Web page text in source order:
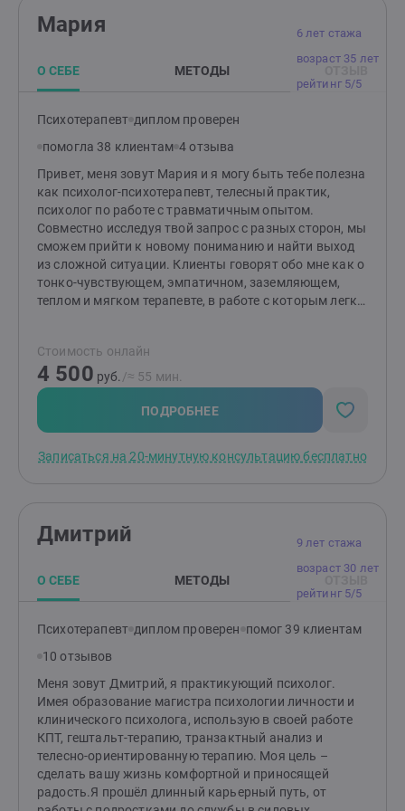
жизни не смотря ни на что, и накапливать ресурсы.
Вы научитесь понимать себя и свои чувства, ведь
нить.Спасибо за внимание.
6 лет стажа
возраст 35 лет
рейтинг 5/5
Мария
О СЕБЕ МЕТОДЫ
Психотерапевт диплом проверен
помогла 38 клиентам 4 отзыва
Привет, меня зовут Мария и я могу быть тебе полезна
как психолог-психотерапевт, телесный практик,
психолог по работе с травматичным опытом.
Совместно исследуя твой запрос с разных сторон, мы
сможем прийти к новому пониманию и найти выход
из сложной ситуации. Клиенты говорят обо мне как о
тонко-чувствующем, эмпатичном, заземляющем,
теплом и мягком терапевте, в работе с которым легко
психикой можно научиться находить в себе опоры и
ресурсы, которые в дальнейшем помогут
справляться и с другими сложными жизненными
обстоятельствами, помогут лучше прислушиваться к
себе, находить удовольствие от жизни.
Стоимость онлайн
4 500 руб. /≈ 55 мин.
ПОДРОБНЕЕ
Записаться на 20-минутную консультацию бесплатно
9 лет стажа
возраст 30 лет
рейтинг 5/5
Дмитрий
О СЕБЕ МЕТОДЫ
Психотерапевт диплом проверен помог 39 клиентам
10 отзывов
Меня зовут Дмитрий, я практикующий психолог.
Имея образование магистра психологии личности и
клинического психолога, использую в своей работе
КПТ, гештальт-терапию, транзактный анализ и
телесно-ориентированную терапию. Моя цель –
сделать вашу жизнь комфортной и приносящей
радость.Я прошёл длинный карьерный путь, от